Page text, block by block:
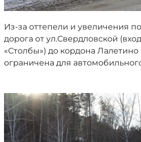
Из-за оттепели и увеличения
дорога от ул.Свердловской
«Столбы») до кордона
ограничена для